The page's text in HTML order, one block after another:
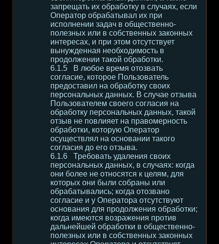
запрещать их обработку в случаях, если
Оператор обрабатывал их при
исполнении задач в общественно-
полезных или в собственных законных
интересах, и при этом отсутствует
вынужденная необходимость в
продолжении такой обработки.
В любое время отозвать
согласие, которое Пользователь
предоставил на обработку своих
персональных данных. В случае отзыва
Пользователем своего согласия на
обработку персональных данных, такой
отзыв не повлияет на правомерность
обработки, которую Оператор
осуществлял на основании такого
согласия до его отзыва.
Требовать удаления своих
персональных данных, в случаях: когда
они более не относятся к целям, для
которых они были собраны или
обрабатывались; когда отозвано
согласие и у Оператора отсутствуют
основания для продолжения обработки;
когда имеются возражения против
дальнейшей обработки в общественно-
полезных или в собственных законных